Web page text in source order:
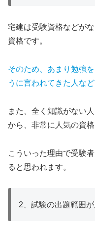
宅建は受験資格などが
資格です。
そのため、あまり勉強
うに言われてきた人な
また、全く知識がない
から、非常に人気の資格
こういった理由で受験
ると思われます。
2、試験の出題範囲